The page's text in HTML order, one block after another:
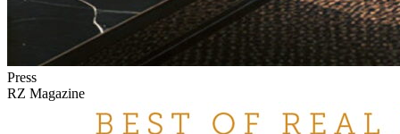
Press
RZ Magazine